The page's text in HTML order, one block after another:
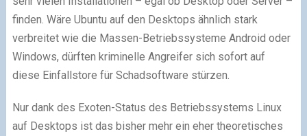
finden. Wäre Ubuntu auf den Desktops ähnlich stark
verbreitet wie die Massen-Betriebssysteme Android oder
Windows, dürften kriminelle Angreifer sich sofort auf
diese Einfallstore für Schadsoftware stürzen.
Nur dank des Exoten-Status des Betriebssystems Linux
auf Desktops ist das bisher mehr ein eher theoretisches